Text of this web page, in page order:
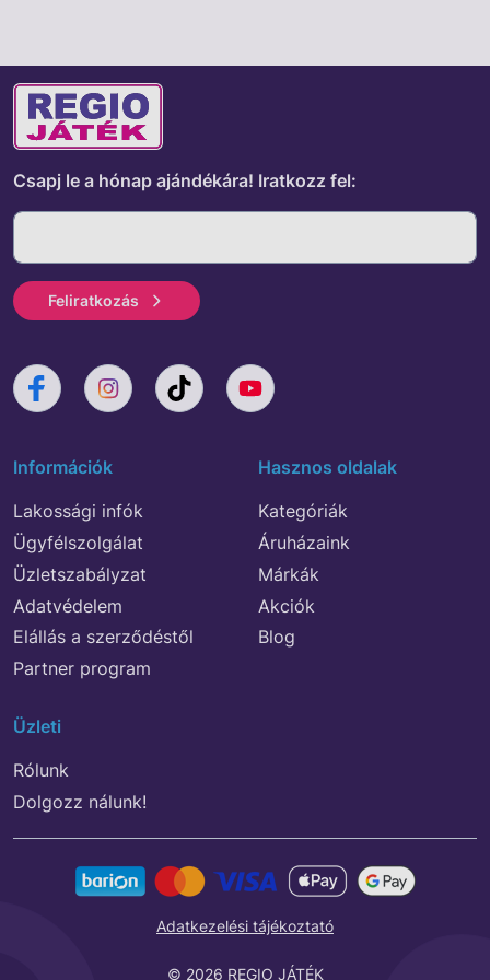
Csapj le a hónap ajándékára! Iratkozz fel:
Feliratkozás
Információk
Lakossági infók
Ügyfélszolgálat
Üzletszabályzat
Adatvédelem
Elállás a szerződéstől
Partner program
Hasznos oldalak
Kategóriák
Áruházaink
Márkák
Akciók
Blog
Üzleti
Rólunk
Dolgozz nálunk!
© 2026 REGIO JÁTÉK
Adatkezelési tájékoztató